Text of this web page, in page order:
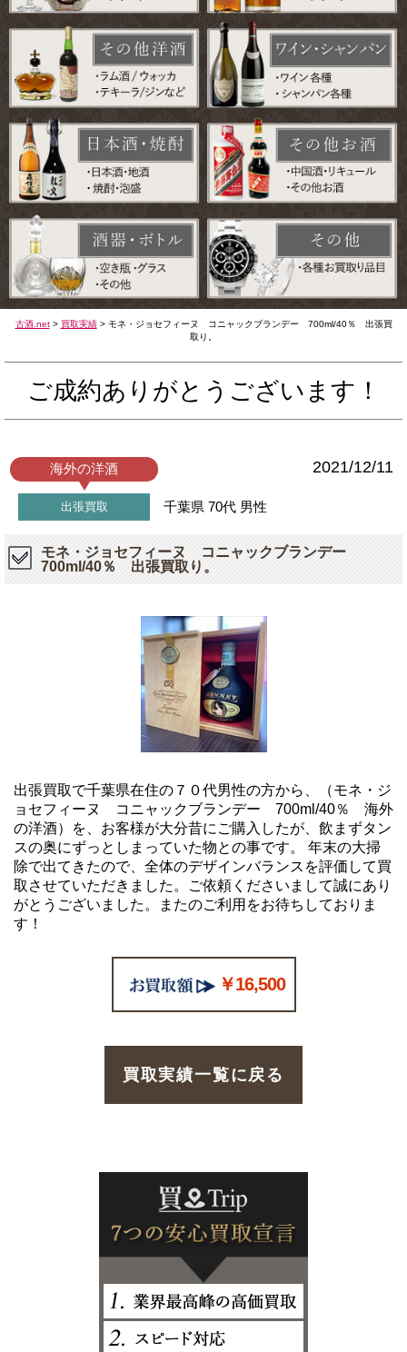
古酒.net> 買取実績> モネ・ジョセフィーヌ コニャックブランデー 700ml/40％ 出張買
取り。
ご成約ありがとうございます！
海外の洋酒 2021/12/11
出張買取 千葉県 70代 男性
モネ・ジョセフィーヌ コニャックブランデー
700ml/40％ 出張買取り。
出張買取で千葉県在住の７０代男性の方から、（モネ・ジ
ョセフィーヌ コニャックブランデー 700ml/40％ 海外
の洋酒）を、お客様が大分昔にご購入したが、飲まずタン
スの奥にずっとしまっていた物との事です。 年末の大掃
除で出てきたので、全体のデザインバランスを評価して買
取させていただきました。ご依頼くださいまして誠にあり
がとうございました。またのご利用をお待ちしておりま
す！
￥16,500
買取実績一覧に戻る